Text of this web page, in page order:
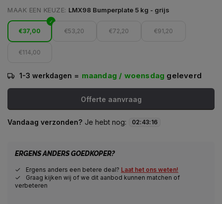
MAAK EEN KEUZE: LMX98 Bumperplate 5 kg - grijs
€37,00 €53,20 €72,20 €91,20
€114,00
1-3 werkdagen = maandag / woensdag geleverd
Offerte aanvraag
Vandaag verzonden? Je hebt nog: 02:43:15
ERGENS ANDERS GOEDKOPER?
Ergens anders een betere deal? Laat het ons weten!
Graag kijken wij of we dit aanbod kunnen matchen of
verbeteren